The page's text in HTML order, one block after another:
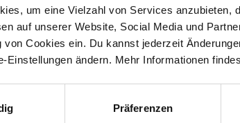
um eine Vielzahl von Services
auf unserer Website, Social Media und
von Cookies ein. Du kannst jederzeit
Einstellungen ändern. Mehr Informationen
Präferenzen
Steffen
Alle News